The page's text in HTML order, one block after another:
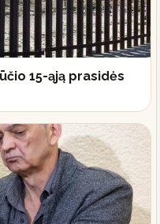
15-ąją prasidės